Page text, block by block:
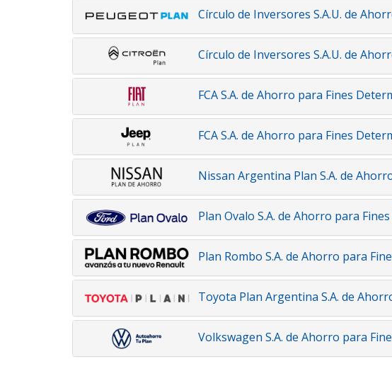
Círculo de Inversores S.A.U. de
Círculo de Inversores S.A.U. de
FCA S.A. de Ahorro para Fines
FCA S.A. de Ahorro para Fines
Nissan Argentina Plan S.A. de
Plan Ovalo S.A. de Ahorro para
Plan Rombo S.A. de Ahorro para
Toyota Plan Argentina S.A. de
Volkswagen S.A. de Ahorro para